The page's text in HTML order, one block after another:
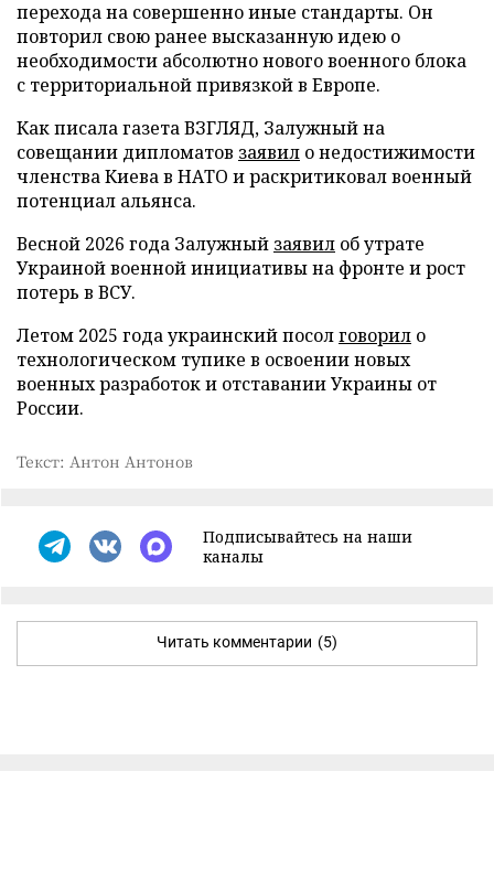
перехода на совершенно иные стандарты. Он
повторил свою ранее высказанную идею о
необходимости абсолютно нового военного блока
с территориальной привязкой в Европе.
Как писала газета ВЗГЛЯД, Залужный на
совещании дипломатов заявил о недостижимости
членства Киева в НАТО и раскритиковал военный
потенциал альянса.
Весной 2026 года Залужный заявил об утрате
Украиной военной инициативы на фронте и рост
потерь в ВСУ.
Летом 2025 года украинский посолговорил о
технологическом тупике в освоении новых
военных разработок и отставании Украины от
России.
Текст: Антон Антонов
Подписывайтесь на наши
каналы
Читать комментарии (5)